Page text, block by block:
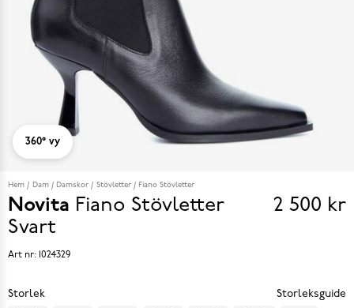
360° vy
Hem Dam Damskor Stövletter Fiano Stövletter
Novita Fiano Stövletter
Svart
Pris
2 500 kr
Art nr: 1024329
Storlek Storleksguide